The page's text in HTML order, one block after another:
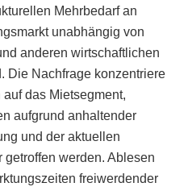
Mehrbedarf an
unabhängig von
anderen wirtschaftlichen
Die Nachfrage konzentriere
das Mietsegment,
aufgrund anhaltender
und der aktuellen
werden. Ablesen
freiwerdender